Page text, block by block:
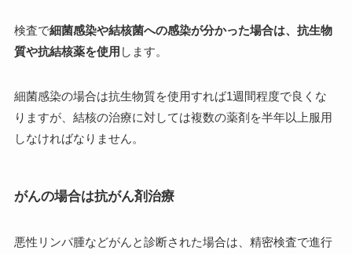
検査で細菌感染や結核菌への感染が分かった場合は、抗生物
質や抗結核薬を使用 します。
細菌感染の場合は抗生物質を使用すれば1週間程度で良くな
りますが、結核の治療に対しては複数の薬剤を半年以上服用
しなければなりません。
がんの場合は抗がん剤治療
悪性リンパ腫などがんと診断された場合は、精密検査で進行